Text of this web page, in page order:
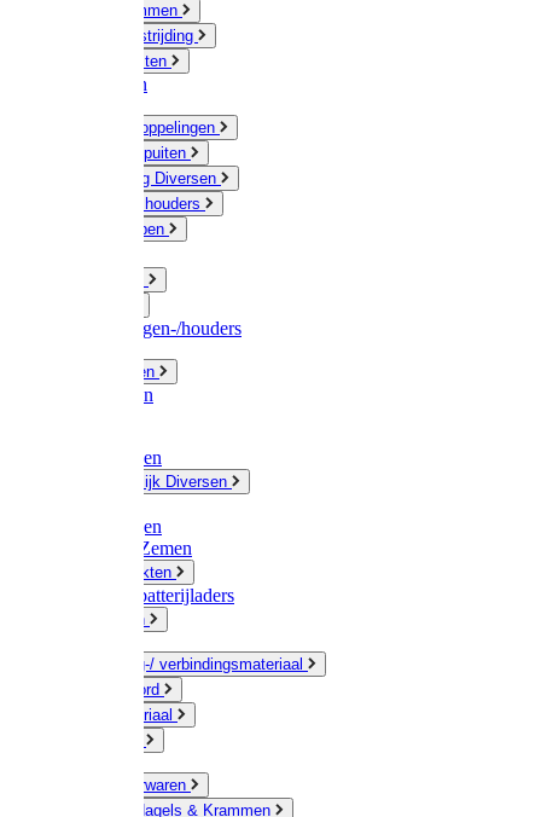
Mollenklemmen
Onkruidbestrijding
Vliegenkasten
Meststoffen
Messing koppelingen
Gieters / Spuiten
Besproeiing Diversen
Slangen & houders
Waterpompen
Slangenwagen-/houders
Olie / Vetten
Chemicalien
Plasticzakken
Huishoudelijk Diversen
Zaksluitingen
Sponzen / Zemen
Zeepprodukten
Batterij & batterijladers
Zaklampen
Verpakking-/ verbindingsmateriaal
Touw / Koord
Afdekmateriaal
Kleine ijzerwaren
Spijkers, Nagels & Krammen